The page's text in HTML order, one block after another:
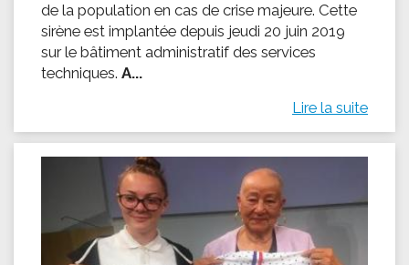
de la population en cas de crise majeure. Cette
sirène est implantée depuis jeudi 20 juin 2019
sur le bâtiment administratif des services
techniques. A...
Lire la suite